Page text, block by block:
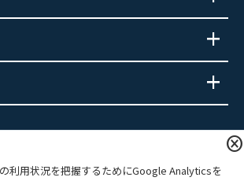
cancel
利用状況を把握するためにGoogle Analyticsを